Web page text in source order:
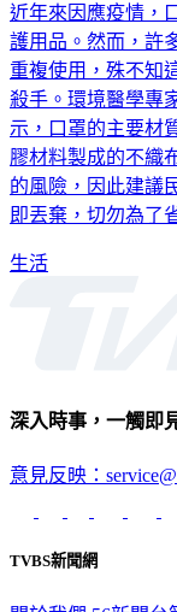
近年來因應疫情，
護用品。然而，許
重複使用，殊不知
殺手。環境醫學專
示，口罩的主要材
膠材料製成的不織
的風險，因此建議
即丟棄，切勿為了
生活
深入時事，一觸即
意見反映：
TVBS新聞網